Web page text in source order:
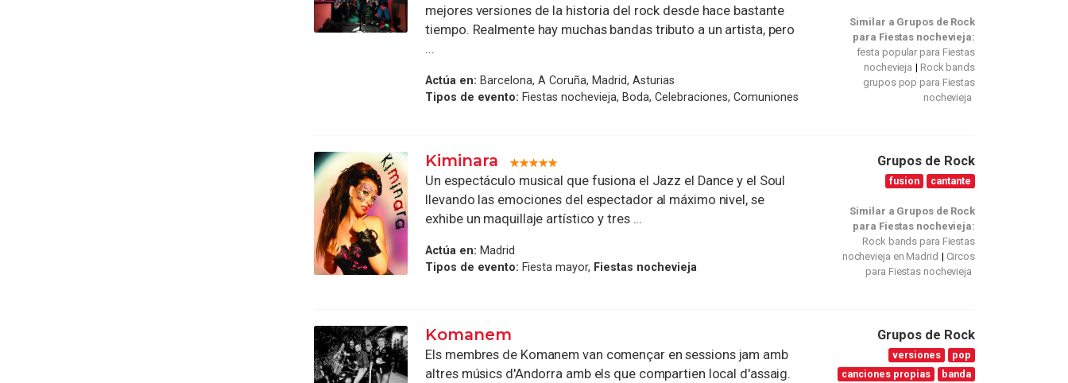
mejores versiones de la historia del rock desde hace bastante
tiempo. Realmente hay muchas bandas tributo a un artista, pero
...
Actúa en: Barcelona, A Coruña, Madrid, Asturias
Tipos de evento: Fiestas nochevieja, Boda, Celebraciones, Comuniones
Similar a Grupos de Rock
para Fiestas nochevieja:
festa popular para Fiestas
nochevieja
Rock bands
grupos pop para Fiestas
nochevieja
Kiminara
Un espectáculo musical que fusiona el Jazz el Dance y el Soul
llevando las emociones del espectador al máximo nivel, se
exhibe un maquillaje artístico y tres ...
Actúa en: Madrid
Tipos de evento: Fiesta mayor, Fiestas nochevieja
Grupos de Rock
fusion cantante
Similar a Grupos de Rock
para Fiestas nochevieja:
Rock bands para Fiestas
nochevieja en Madrid
Circos
para Fiestas nochevieja
Komanem
Els membres de Komanem van començar en sessions jam amb
altres músics d'Andorra amb els que compartien local d'assaig.
Grupos de Rock
versiones
pop
canciones propias
banda